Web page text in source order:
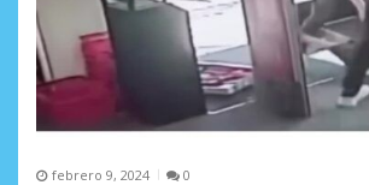
febrero 9, 2024 0